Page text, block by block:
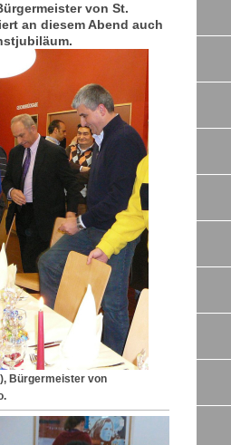
von St.
an diesem Abend auch
Bürgermeister von